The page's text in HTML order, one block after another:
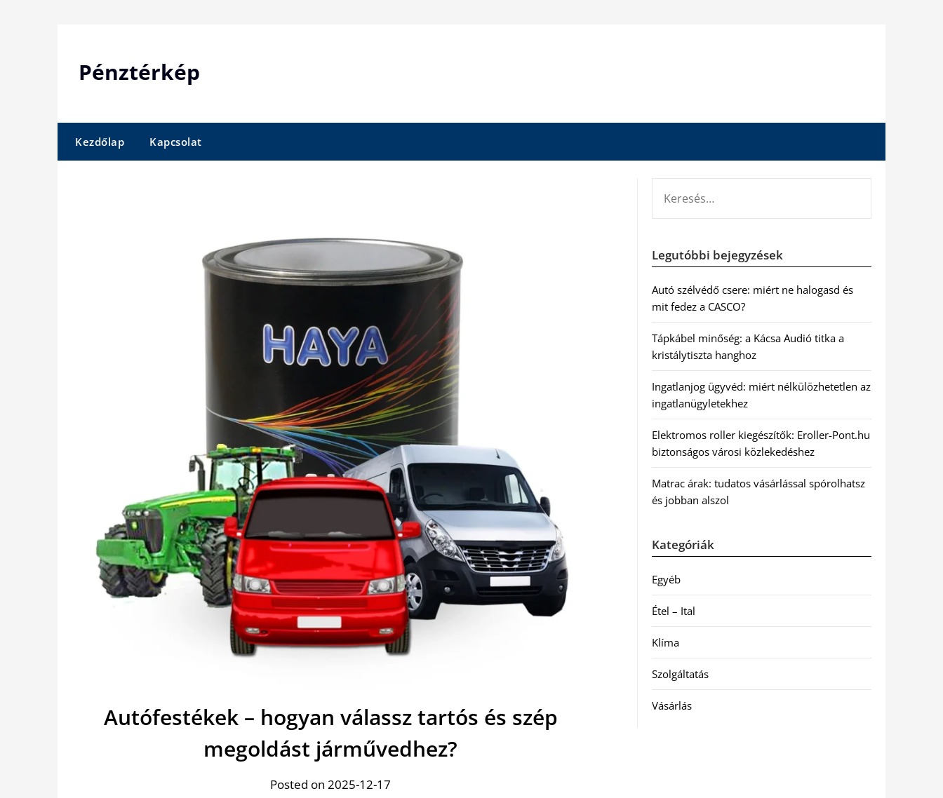
Pénztérkép
Kezdőlap Kapcsolat
Autófestékek – hogyan válassz tartós és szép
megoldást járművedhez?
Posted on 2025-12-17
Legutóbbi bejegyzések
Autó szélvédő csere: miért ne halogasd és
mit fedez a CASCO?
Tápkábel minőség: a Kácsa Audió titka a
kristálytiszta hanghoz
Ingatlanjog ügyvéd: miért nélkülözhetetlen az
ingatlanügyletekhez
Elektromos roller kiegészítők: Eroller-Pont.hu
biztonságos városi közlekedéshez
Matrac árak: tudatos vásárlással spórolhatsz
és jobban alszol
Kategóriák
Egyéb
Étel – Ital
Klíma
Szolgáltatás
Vásárlás